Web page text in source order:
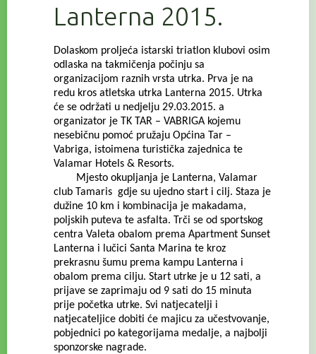
Lanterna 2015.
Dolaskom proljeća istarski triatlon klubovi osim
odlaska na takmičenja počinju sa
organizacijom raznih vrsta utrka. Prva je na
redu kros atletska utrka Lanterna 2015. Utrka
će se održati u nedjelju 29.03.2015. a
organizator je TK TAR – VABRIGA kojemu
nesebičnu pomoć pružaju Općina Tar –
Vabriga, istoimena turistička zajednica te
Valamar Hotels & Resorts.
Mjesto okupljanja je Lanterna, Valamar
club Tamaris gdje su ujedno start i cilj. Staza je
dužine 10 km i kombinacija je makadama,
poljskih puteva te asfalta. Trči se od sportskog
centra Valeta obalom prema Apartment Sunset
Lanterna i lučici Santa Marina te kroz
prekrasnu šumu prema kampu Lanterna i
obalom prema cilju. Start utrke je u 12 sati, a
prijave se zaprimaju od 9 sati do 15 minuta
prije početka utrke. Svi natjecatelji i
natjecateljice dobiti će majicu za učestvovanje,
pobjednici po kategorijama medalje, a najbolji
sponzorske nagrade.